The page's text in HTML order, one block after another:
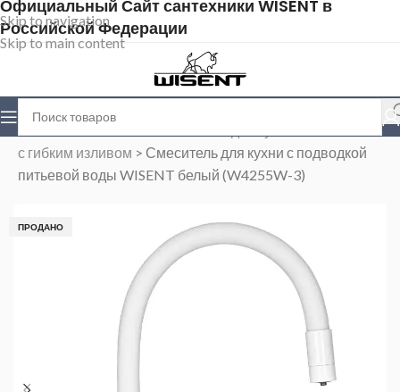
Skip to navigation
Skip to main content
Официальный Сайт сантехники WISENT в
Российской Федерации
Магазин
с гибким изливом > Смеситель для кухни с подводкой
питьевой воды WISENT белый (W4255W-3)
ПРОДАНО